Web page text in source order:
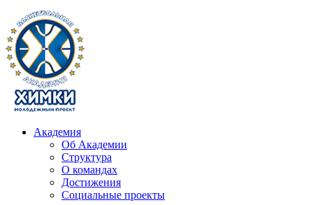
Академия
Об Академии
Структура
О командах
Достижения
Социальные проекты